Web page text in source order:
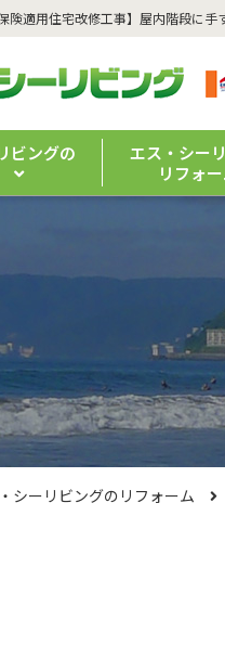
ビングの
エス・シー
リフォ
シーリビングのリフォーム